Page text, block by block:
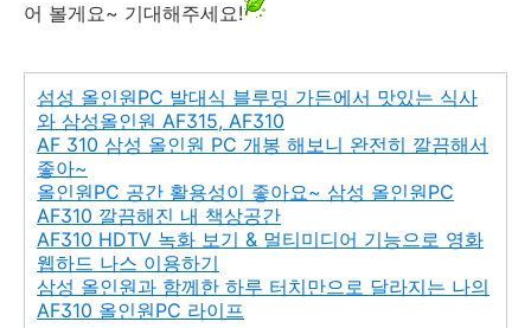
어 볼게요~ 기대해주세요!
섬성 올인원PC 발대식 블루밍 가든에서 맛있는 식사
와 삼성올인원 AF315, AF310
AF 310 삼성 올인원 PC 개봉 해보니 완전히 깔끔해서
좋아~
올인원PC 공간 활용성이 좋아요~ 삼성 올인원PC
AF310 깔끔해진 내 책상공간
AF310 HDTV 녹화 보기 & 멀티미디어 기능으로 영화
웹하드 나스 이용하기
삼성 올인원과 함께한 하루 터치만으로 달라지는 나의
AF310 올인원PC 라이프